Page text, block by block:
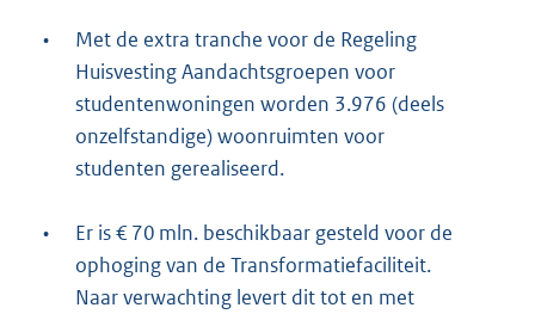
•
Met de extra tranche voor de Regeling
Huisvesting Aandachtsgroepen voor
studentenwoningen worden 3.976 (deels
onzelfstandige) woonruimten voor
studenten gerealiseerd.
•
Er is € 70 mln. beschikbaar gesteld voor de
ophoging van de Transformatiefaciliteit.
Naar verwachting levert dit tot en met